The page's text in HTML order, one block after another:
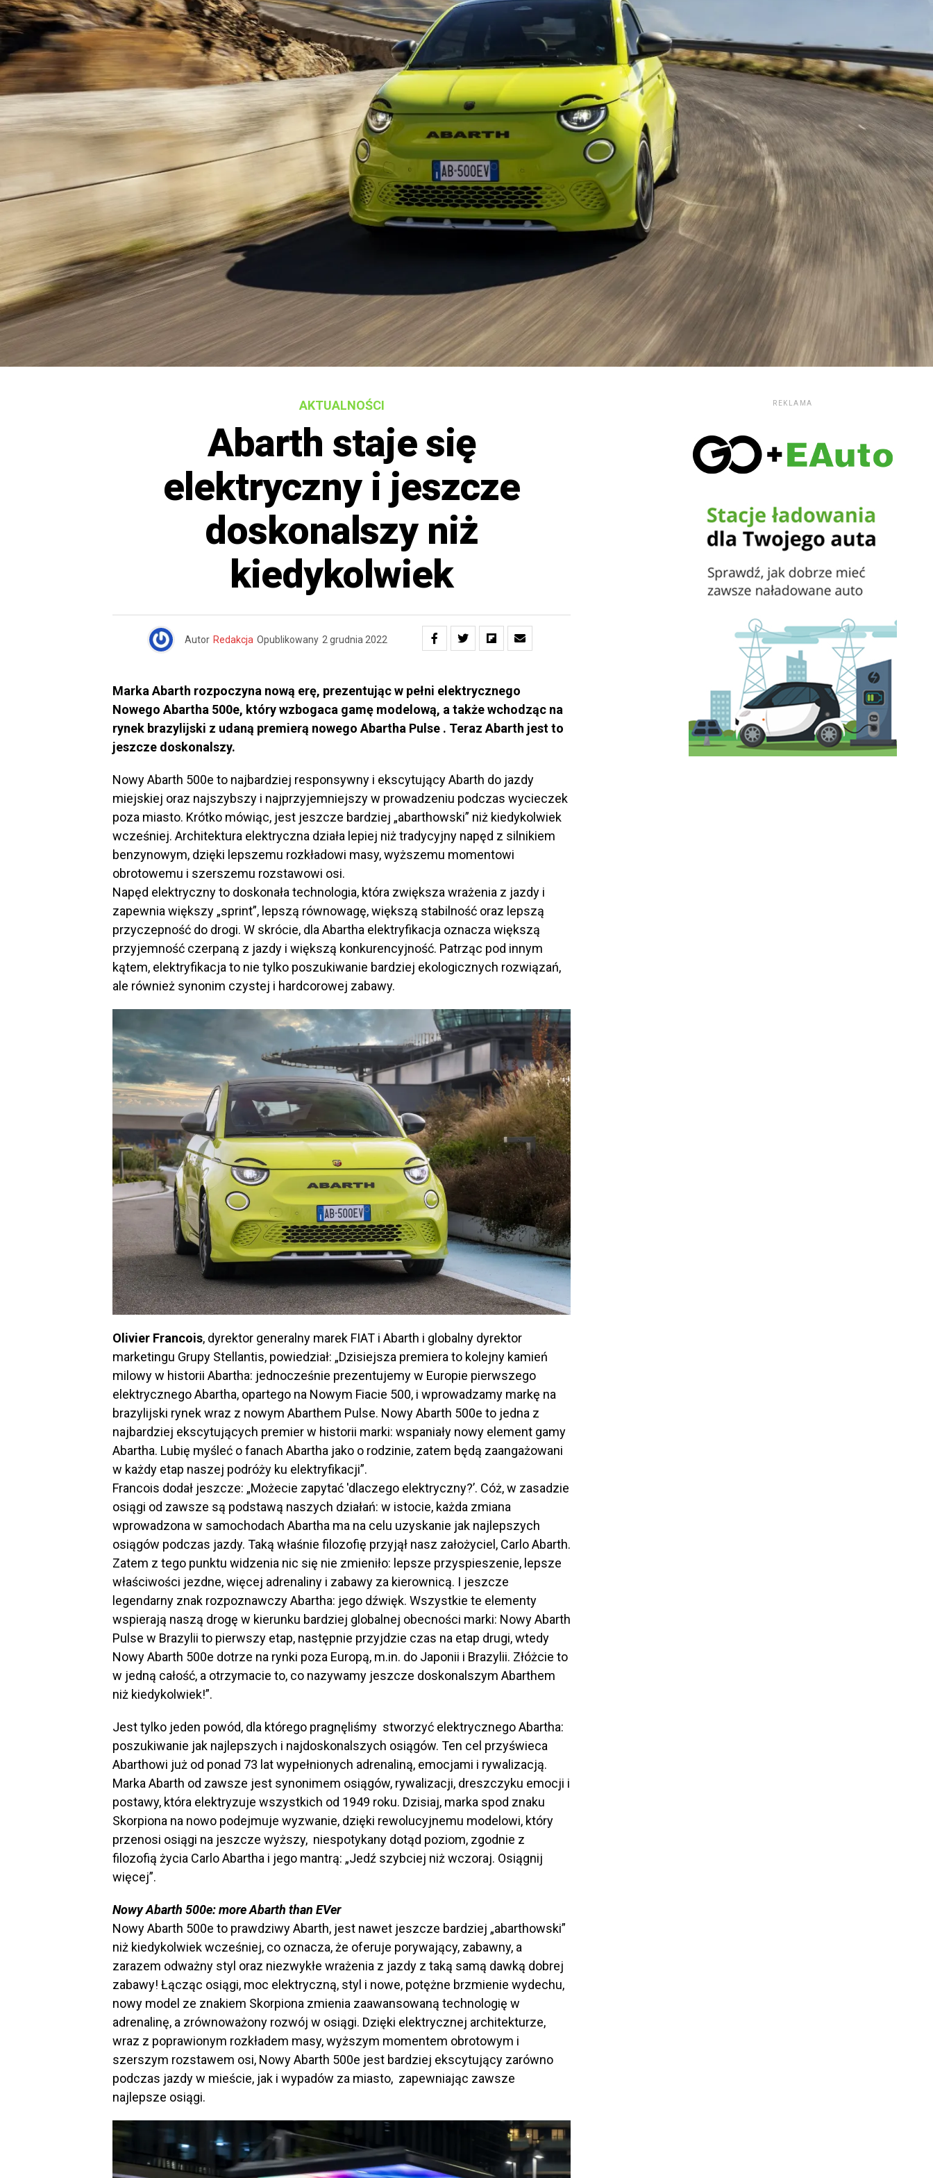
AKTUALNOŚCI
Abarth staje się
elektryczny i jeszcze
doskonalszy niż
kiedykolwiek
Autor Redakcja Opublikowany 2 grudnia 2022
Marka Abarth rozpoczyna nową erę, prezentując w pełni elektrycznego
Nowego Abartha 500e, który wzbogaca gamę modelową, a także wchodząc na
rynek brazylijski z udaną premierą nowego Abartha Pulse . Teraz Abarth jest to
jeszcze doskonalszy.
Nowy Abarth 500e to najbardziej responsywny i ekscytujący Abarth do jazdy
miejskiej oraz najszybszy i najprzyjemniejszy w prowadzeniu podczas wycieczek
poza miasto. Krótko mówiąc, jest jeszcze bardziej „abarthowski” niż kiedykolwiek
wcześniej. Architektura elektryczna działa lepiej niż tradycyjny napęd z silnikiem
benzynowym, dzięki lepszemu rozkładowi masy, wyższemu momentowi
obrotowemu i szerszemu rozstawowi osi.
Napęd elektryczny to doskonała technologia, która zwiększa wrażenia z jazdy i
zapewnia większy „sprint”, lepszą równowagę, większą stabilność oraz lepszą
przyczepność do drogi. W skrócie, dla Abartha elektryfikacja oznacza większą
przyjemność czerpaną z jazdy i większą konkurencyjność. Patrząc pod innym
kątem, elektryfikacja to nie tylko poszukiwanie bardziej ekologicznych rozwiązań,
ale również synonim czystej i hardcorowej zabawy.
Olivier Francois, dyrektor generalny marek FIAT i Abarth i globalny dyrektor
marketingu Grupy Stellantis, powiedział: „Dzisiejsza premiera to kolejny kamień
milowy w historii Abartha: jednocześnie prezentujemy w Europie pierwszego
elektrycznego Abartha, opartego na Nowym Fiacie 500, i wprowadzamy markę na
brazylijski rynek wraz z nowym Abarthem Pulse. Nowy Abarth 500e to jedna z
najbardziej ekscytujących premier w historii marki: wspaniały nowy element gamy
Abartha. Lubię myśleć o fanach Abartha jako o rodzinie, zatem będą zaangażowani
w każdy etap naszej podróży ku elektryfikacji”.
Francois dodał jeszcze: „Możecie zapytać 'dlaczego elektryczny?’. Cóż, w zasadzie
osiągi od zawsze są podstawą naszych działań: w istocie, każda zmiana
wprowadzona w samochodach Abartha ma na celu uzyskanie jak najlepszych
osiągów podczas jazdy. Taką właśnie filozofię przyjął nasz założyciel, Carlo Abarth.
Zatem z tego punktu widzenia nic się nie zmieniło: lepsze przyspieszenie, lepsze
właściwości jezdne, więcej adrenaliny i zabawy za kierownicą. I jeszcze
legendarny znak rozpoznawczy Abartha: jego dźwięk. Wszystkie te elementy
wspierają naszą drogę w kierunku bardziej globalnej obecności marki: Nowy Abarth
Pulse w Brazylii to pierwszy etap, następnie przyjdzie czas na etap drugi, wtedy
Nowy Abarth 500e dotrze na rynki poza Europą, m.in. do Japonii i Brazylii. Złóżcie to
w jedną całość, a otrzymacie to, co nazywamy jeszcze doskonalszym Abarthem
niż kiedykolwiek!”.
Jest tylko jeden powód, dla którego pragnęliśmy stworzyć elektrycznego Abartha:
poszukiwanie jak najlepszych i najdoskonalszych osiągów. Ten cel przyświeca
Abarthowi już od ponad 73 lat wypełnionych adrenaliną, emocjami i rywalizacją.
Marka Abarth od zawsze jest synonimem osiągów, rywalizacji, dreszczyku emocji i
postawy, która elektryzuje wszystkich od 1949 roku. Dzisiaj, marka spod znaku
Skorpiona na nowo podejmuje wyzwanie, dzięki rewolucyjnemu modelowi, który
przenosi osiągi na jeszcze wyższy, niespotykany dotąd poziom, zgodnie z
filozofią życia Carlo Abartha i jego mantrą: „Jedź szybciej niż wczoraj. Osiągnij
więcej”.
Nowy Abarth 500e: more Abarth than EVer
Nowy Abarth 500e to prawdziwy Abarth, jest nawet jeszcze bardziej „abarthowski”
niż kiedykolwiek wcześniej, co oznacza, że oferuje porywający, zabawny, a
zarazem odważny styl oraz niezwykłe wrażenia z jazdy z taką samą dawką dobrej
zabawy! Łącząc osiągi, moc elektryczną, styl i nowe, potężne brzmienie wydechu,
nowy model ze znakiem Skorpiona zmienia zaawansowaną technologię w
adrenalinę, a zrównoważony rozwój w osiągi. Dzięki elektrycznej architekturze,
wraz z poprawionym rozkładem masy, wyższym momentem obrotowym i
szerszym rozstawem osi, Nowy Abarth 500e jest bardziej ekscytujący zarówno
podczas jazdy w mieście, jak i wypadów za miasto, zapewniając zawsze
najlepsze osiągi.
REKLAMA